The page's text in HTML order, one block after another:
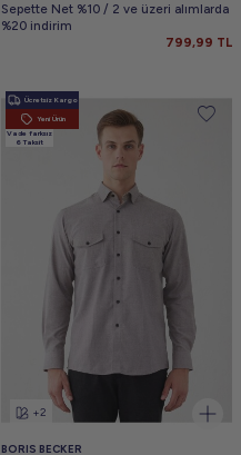
Sepette Net %10 / 2 ve üzeri alımlarda
%20 indirim
799,99 TL
Ücretsiz Kargo
Yeni Ürün
Vade farksız
6 Taksit
+2
BORIS BECKER